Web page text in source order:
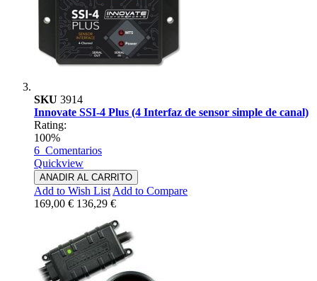
SKU 3914
Innovate SSI-4 Plus (4 Interfaz de sensor simple de canal)
Rating:
100%
6 Comentarios
Quickview
ANADIR AL CARRITO
Add to Wish List Add to Compare
169,00 € 136,29 €